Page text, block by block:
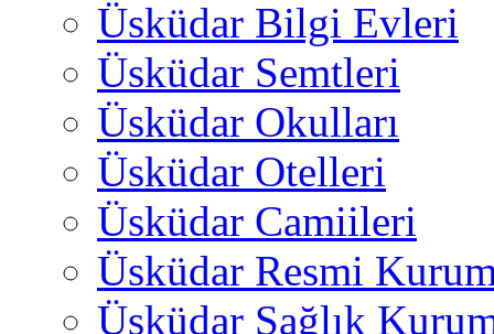
Üsküdar Bilgi Evleri
Üsküdar Semtleri
Üsküdar Okulları
Üsküdar Otelleri
Üsküdar Camiileri
Üsküdar Resmi
Üsküdar Sağlık